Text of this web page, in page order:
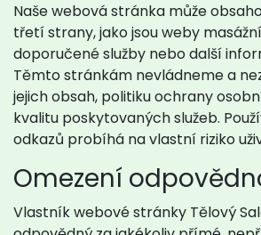
Naše webová stránka může
třetí strany, jako jsou weby
doporučené služby nebo další
Těmto stránkám nevládneme a
jejich obsah, politiku ochrany
kvalitu poskytovaných služeb.
odkazů probíhá na vlastní riziko
Omezení
Vlastník webové stránky Tělový